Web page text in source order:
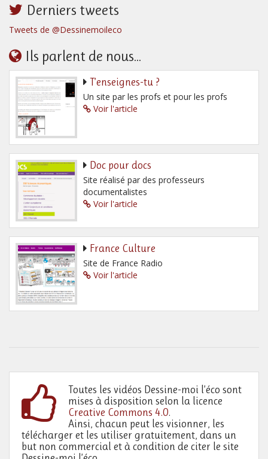
Derniers tweets
Tweets de @Dessinemoileco
Ils parlent de nous...
T’enseignes-tu ?
Un site par les profs et pour les profs
Voir l'article
Doc pour docs
Site réalisé par des professeurs
documentalistes
Voir l'article
France Culture
Site de France Radio
Voir l'article
Toutes les vidéos Dessine-moi l’éco sont
mises à disposition selon la licence
Creative Commons 4.0.
Ainsi, chacun peut les visionner, les
télécharger et les utiliser gratuitement, dans un
but non commercial et à condition de citer le site